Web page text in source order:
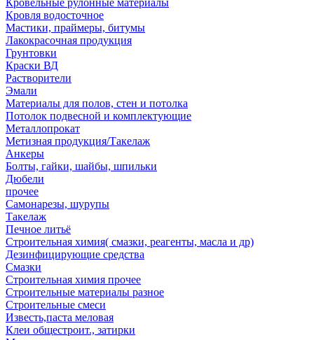
Кровельные рулонные материалы
Кровля водосточное
Мастики, праймеры, битумы
Лакокрасочная продукция
Грунтовки
Краски ВД
Растворители
Эмали
Материалы для полов, стен и потолка
Потолок подвесной и комплектующие
Металлопрокат
Метизная продукция/Такелаж
Анкеры
Болты, гайки, шайбы, шпильки
Дюбели
прочее
Самонарезы, шурупы
Такелаж
Печное литьё
Строительная химия( смазки, реагенты, масла и др)
Дезинфицирующие средства
Смазки
Строительная химия прочее
Строительные материалы разное
Строительные смеси
Известь,паста меловая
Клеи общестроит., затирки